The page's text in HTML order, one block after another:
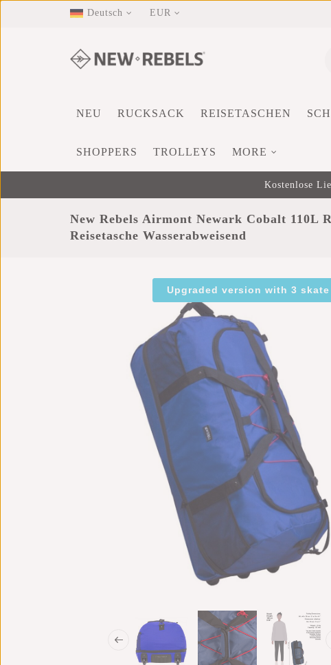
Deutsch EUR
NEU RUCKSACK REISETASCHEN
SHOPPERS TROLLEYS MORE
Kostenlose
New Rebels Airmont Newark Cobalt 110L
Reisetasche Wasserabweisend
Upgraded version with 3 skate